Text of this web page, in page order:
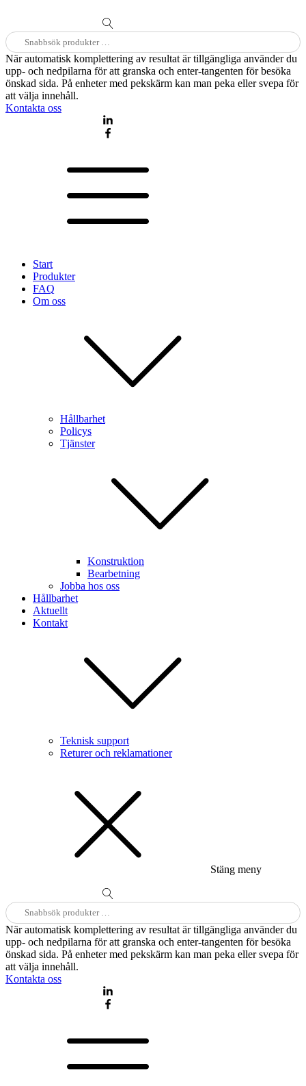
Sök
efter:
När automatisk komplettering av resultat är tillgängliga använder du
upp- och nedpilarna för att granska och enter-tangenten för besöka
önskad sida. På enheter med pekskärm kan man peka eller svepa för
att välja innehåll.
Kontakta oss
Start
Produkter
FAQ
Om oss
Hållbarhet
Policys
Tjänster
Konstruktion
Bearbetning
Jobba hos oss
Hållbarhet
Aktuellt
Kontakt
Teknisk support
Returer och reklamationer
Stäng meny
Sök
efter:
När automatisk komplettering av resultat är tillgängliga använder du
upp- och nedpilarna för att granska och enter-tangenten för besöka
önskad sida. På enheter med pekskärm kan man peka eller svepa för
att välja innehåll.
Kontakta oss